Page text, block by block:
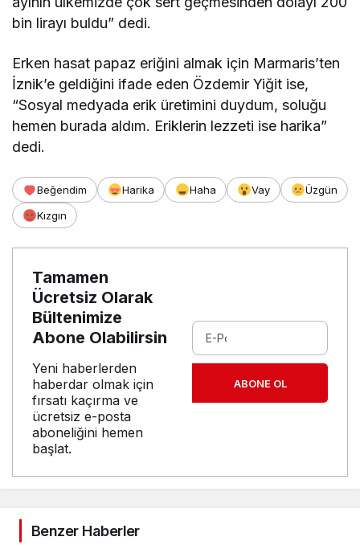
bin lirayı buldu” dedi.
Erken hasat papaz eriğini almak için Marmaris’ten
İznik’e geldiğini ifade eden Özdemir Yiğit ise,
“Sosyal medyada erik üretimini duydum, soluğu
hemen burada aldım. Eriklerin lezzeti ise harika”
dedi.
Beğendim Harika Haha Vay
Üzgün
Kızgın
Tamamen
Ücretsiz Olarak
Bültenimize
Abone Olabilirsin
Yeni haberlerden
haberdar olmak için
fırsatı kaçırma ve
ücretsiz e-posta
aboneliğini hemen
başlat.
ABONE OL
Benzer Haberler